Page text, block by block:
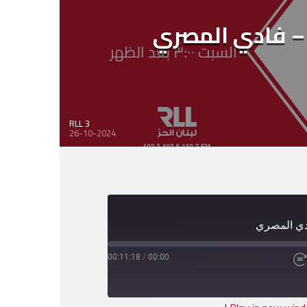
فادي المصري
RLL 3
26-10-2024
المصري
Fast
seconds
00:00
/
00:11:18